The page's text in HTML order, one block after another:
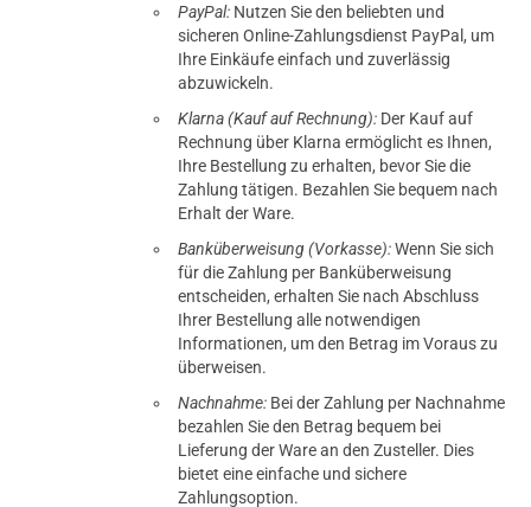
PayPal: Nutzen Sie den beliebten und
sicheren Online-Zahlungsdienst PayPal, um
Ihre Einkäufe einfach und zuverlässig
abzuwickeln.
Klarna (Kauf auf Rechnung): Der Kauf auf
Rechnung über Klarna ermöglicht es Ihnen,
Ihre Bestellung zu erhalten, bevor Sie die
Zahlung tätigen. Bezahlen Sie bequem nach
Erhalt der Ware.
Banküberweisung (Vorkasse):Wenn Sie sich
für die Zahlung per Banküberweisung
entscheiden, erhalten Sie nach Abschluss
Ihrer Bestellung alle notwendigen
Informationen, um den Betrag im Voraus zu
überweisen.
Nachnahme: Bei der Zahlung per Nachnahme
bezahlen Sie den Betrag bequem bei
Lieferung der Ware an den Zusteller. Dies
bietet eine einfache und sichere
Zahlungsoption.